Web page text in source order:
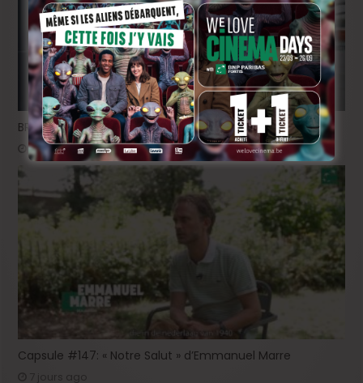
BRIFF 2026: la Compétition belge!
5 jours ago
Capsule #147: « Notre Salut » d’Emmanuel Marre